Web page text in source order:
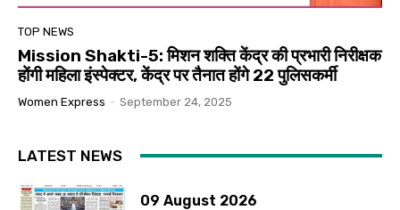
TOP NEWS
Mission Shakti-5: मिशन शक्ति केंद्र की प्रभारी निरीक्षक
होंगी महिला इंस्पेक्टर, केंद्र पर तैनात होंगे 22 पुलिसकर्मी
Women Express - September 24, 2025
LATEST NEWS
09 August 2026